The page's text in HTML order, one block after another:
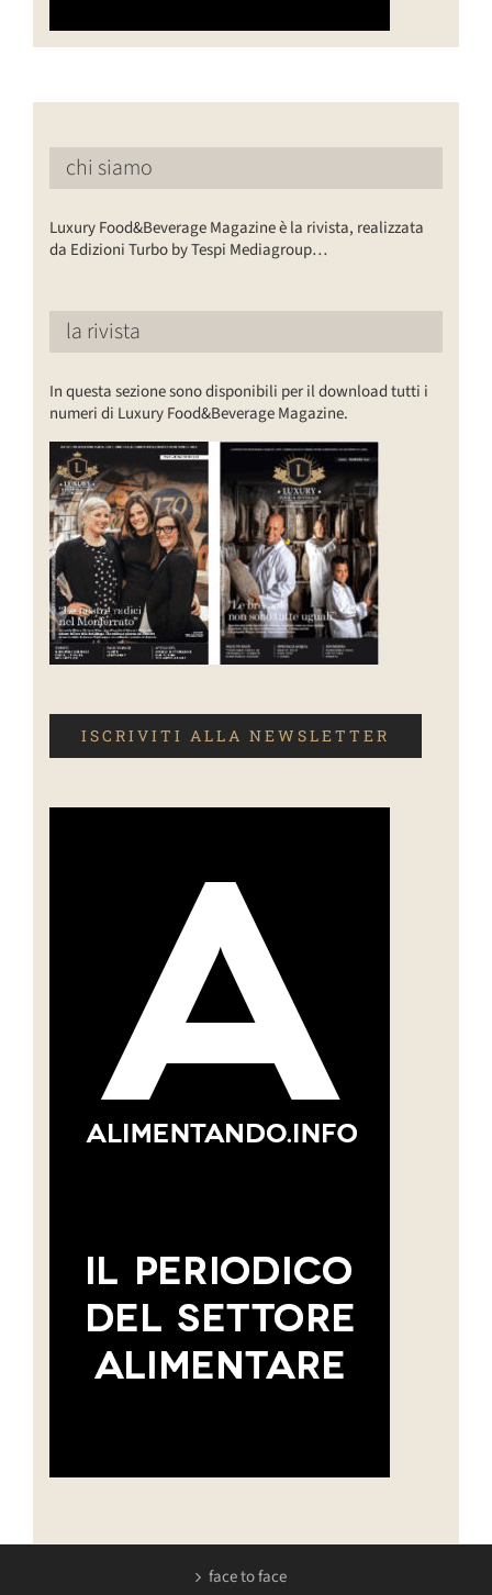
chi siamo
Luxury Food&Beverage Magazine è la rivista, realizzata
da Edizioni Turbo by Tespi Mediagroup…
la rivista
In questa sezione sono disponibili per il download tutti i
numeri di Luxury Food&Beverage Magazine.
ISCRIVITI ALLA NEWSLETTER
face to face